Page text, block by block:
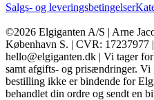
Salgs- og leveringsbetingelser
©2026 Elgiganten A/S | Arne
København S. | CVR: 17237977
hello@elgiganten.dk | Vi tager
samt afgifts- og prisændringer.
bestilling ikke er bindende for
behandlet din ordre og sendt en